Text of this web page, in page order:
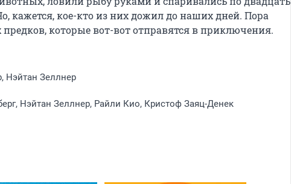
кажется, кое-кто из них дожил до наших дней. Пора
которые вот-вот отправятся в приключения.
Нэйтан Зеллнер
Нэйтан Зеллнер, Райли Кио, Кристоф Заяц-Денек